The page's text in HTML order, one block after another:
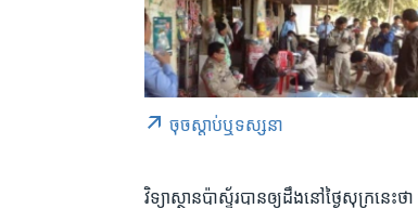
No
ចុច​​ស្តាប់​ឬ​ទស្សនា
វិទ្យាស្ថាន​ប៉ាស្ទ័របានឲ្យ​ដឹង​នៅ​ថ្ងៃ​សុក្រ​នេ